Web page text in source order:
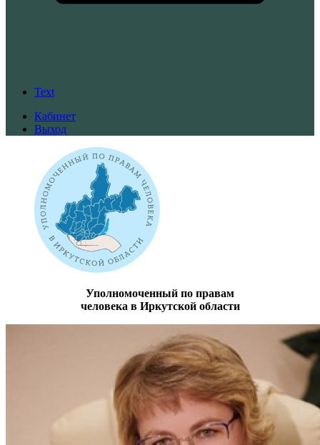
Text
Кабинет
Выход
Уполномоченный по правам
человека в Иркутской области